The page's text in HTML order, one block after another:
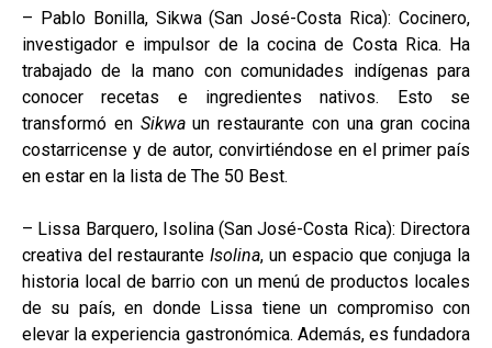
– Pablo Bonilla, Sikwa (San José-Costa Rica): Cocinero,
investigador e impulsor de la cocina de Costa Rica. Ha
trabajado de la mano con comunidades indígenas para
conocer recetas e ingredientes nativos. Esto se
transformó en Sikwaun restaurante con una gran cocina
costarricense y de autor, convirtiéndose en el primer país
en estar en la lista de The 50 Best.
– Lissa Barquero, Isolina (San José-Costa Rica): Directora
creativa del restaurante Isolina, un espacio que conjuga la
historia local de barrio con un menú de productos locales
de su país, en donde Lissa tiene un compromiso con
elevar la experiencia gastronómica. Además, es fundadora